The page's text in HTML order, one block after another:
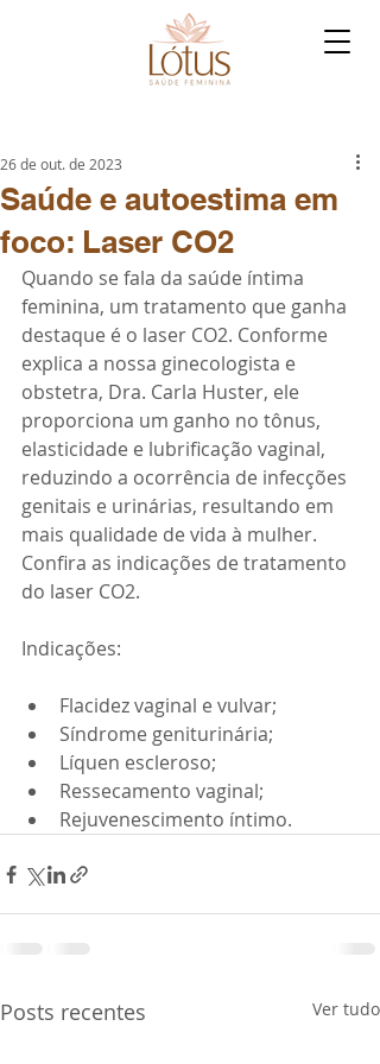
Saúde e autoestima em
foco: Laser CO2
26 de out. de 2023
Quando se fala da saúde íntima
feminina, um tratamento que ganha
destaque é o laser CO2. Conforme
explica a nossa ginecologista e
obstetra, Dra. Carla Huster, ele
proporciona um ganho no tônus,
elasticidade e lubrificação vaginal,
reduzindo a ocorrência de infecções
genitais e urinárias, resultando em
mais qualidade de vida à mulher.
Confira as indicações de tratamento
do laser CO2.
Indicações:
Flacidez vaginal e vulvar;
Síndrome geniturinária;
Líquen escleroso;
Ressecamento vaginal;
Rejuvenescimento íntimo.
Posts recentes Ver tudo